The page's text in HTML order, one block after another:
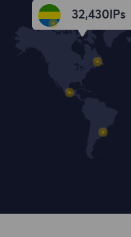
32,431IPs